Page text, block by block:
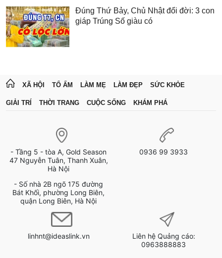
Đúng Thứ Bảy, Chủ Nhật đổi đời: 3 con
giáp Trúng Số giàu có
XÃ HỘI TỔ ẤM LÀM MẸ LÀM ĐẸP SỨC KHỎE
GIẢI TRÍ THỜI TRANG CUỘC SỐNG KHÁM PHÁ
- Tầng 5 - tòa A, Gold Season
47 Nguyễn Tuân, Thanh Xuân,
Hà Nội
- Số nhà 2B ngõ 175 đường
Bát Khối, phường Long Biên,
quận Long Biên, Hà Nội
0936 99 3933
linhnt@ideaslink.vn
Liên hệ Quảng cáo:
0963888883